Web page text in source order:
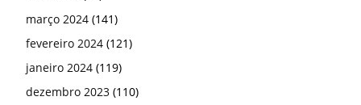
março 2024 (141)
fevereiro 2024 (121)
janeiro 2024 (119)
dezembro 2023 (110)